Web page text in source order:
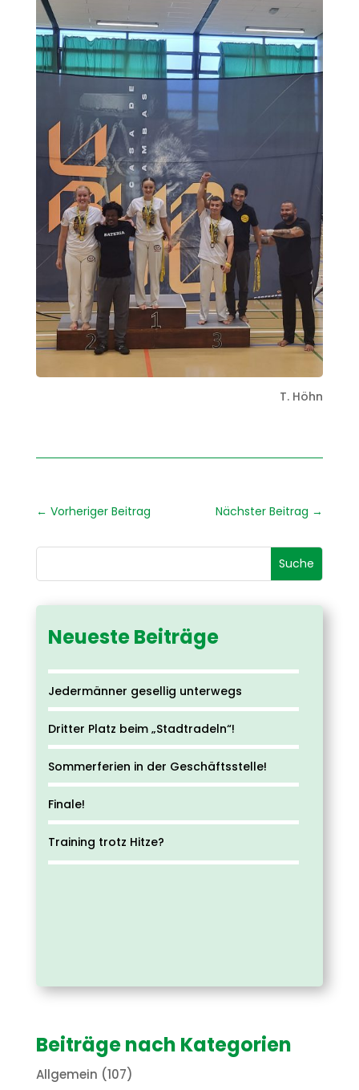
T. Höhn
← Vorheriger Beitrag Nächster Beitrag →
Neueste Beiträge
Jedermänner gesellig unterwegs
Dritter Platz beim „Stadtradeln“!
Sommerferien in der Geschäftsstelle!
Finale!
Training trotz Hitze?
Beiträge nach Kategorien
Allgemein (107)